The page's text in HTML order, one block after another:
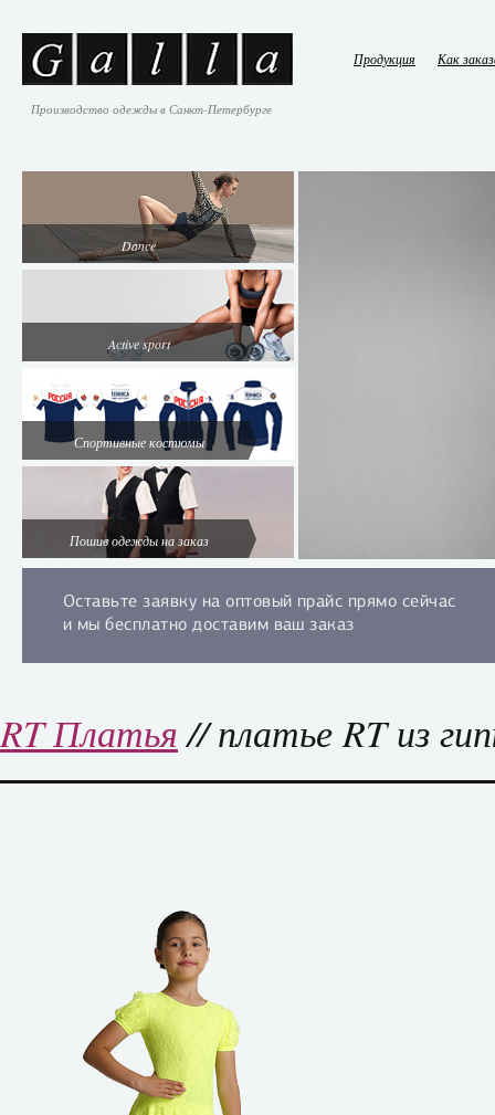
Производство одежды в Санкт-Петербурге
Продукция Как
Dance
Active sport
Спортивные костюмы
Пошив одежды на заказ
Оставьте заявку на оптовый прайс прямо сейчас
и мы бесплатно доставим ваш заказ
RT Платья// платье RT из